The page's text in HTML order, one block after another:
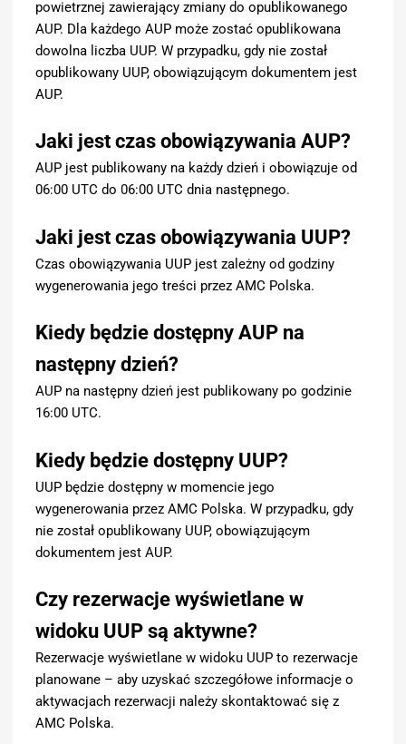
powietrznej zawierający zmiany do opublikowanego
AUP. Dla każdego AUP może zostać opublikowana
dowolna liczba UUP. W przypadku, gdy nie został
opublikowany UUP, obowiązującym dokumentem jest
AUP.
Jaki jest czas obowiązywania AUP?
AUP jest publikowany na każdy dzień i obowiązuje od
06:00 UTC do 06:00 UTC dnia następnego.
Jaki jest czas obowiązywania UUP?
Czas obowiązywania UUP jest zależny od godziny
wygenerowania jego treści przez AMC Polska.
Kiedy będzie dostępny AUP na
następny dzień?
AUP na następny dzień jest publikowany po godzinie
16:00 UTC.
Kiedy będzie dostępny UUP?
UUP będzie dostępny w momencie jego
wygenerowania przez AMC Polska. W przypadku, gdy
nie został opublikowany UUP, obowiązującym
dokumentem jest AUP.
Czy rezerwacje wyświetlane w
widoku UUP są aktywne?
Rezerwacje wyświetlane w widoku UUP to rezerwacje
planowane – aby uzyskać szczegółowe informacje o
aktywacjach rezerwacji należy skontaktować się z
AMC Polska.